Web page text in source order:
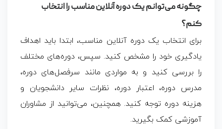
چگونه می‌توانم یک دوره آنلاین مناسب را انتخاب
کنم؟
برای انتخاب یک دوره آنلاین مناسب، ابتدا باید اهداف
یادگیری خود را مشخص کنید. سپس، دوره‌های مختلف
را بررسی کنید و به مواردی مانند سرفصل‌های دوره،
مدرس دوره، اعتبار دوره، نظرات سایر دانشجویان و
هزینه دوره توجه کنید. همچنین، می‌توانید از مشاوران
آموزشی کمک بگیرید.